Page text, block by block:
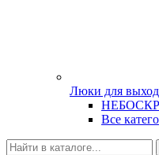
Люки для
Все